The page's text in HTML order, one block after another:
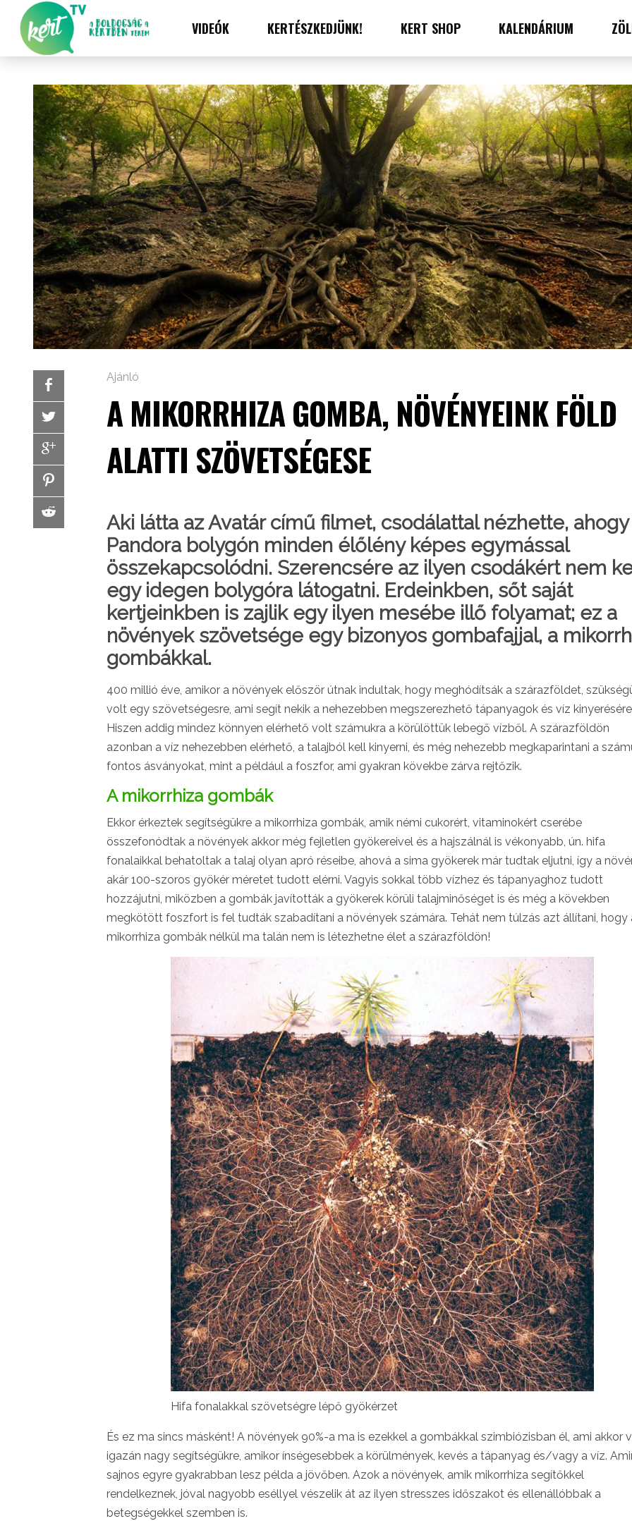
VIDEÓK KERTÉSZKEDJÜNK! KERT SHOP KALENDÁRIUM
Ajánló
A MIKORRHIZA GOMBA, NÖVÉNYEINK FÖLD
ALATTI SZÖVETSÉGESE
Aki látta az Avatár című filmet, csodálattal nézhette, ahogy
Pandora bolygón minden élőlény képes egymással
összekapcsolódni. Szerencsére az ilyen csodákért nem
egy idegen bolygóra látogatni. Erdeinkben, sőt saját
kertjeinkben is zajlik egy ilyen mesébe illő folyamat; ez a
növények szövetsége egy bizonyos gombafajjal, a
gombákkal.
400 millió éve, amikor a növények először útnak indultak, hogy meghódítsák a szárazföldet,
volt egy szövetségesre, ami segít nekik a nehezebben megszerezhető tápanyagok és víz
Hiszen addig mindez könnyen elérhető volt számukra a körülöttük lebegő vízből. A szárazföldön
azonban a víz nehezebben elérhető, a talajból kell kinyerni, és még nehezebb megkaparintani a
fontos ásványokat, mint a például a foszfor, ami gyakran kövekbe zárva rejtőzik.
A mikorrhiza gombák
Ekkor érkeztek segítségükre a mikorrhiza gombák, amik némi cukorért, vitaminokért cserébe
összefonódtak a növények akkor még fejletlen gyökereivel és a hajszálnál is vékonyabb, ún. hifa
fonalaikkal behatoltak a talaj olyan apró réseibe, ahová a sima gyökerek már tudtak eljutni, így a
akár 100-szoros gyökér méretet tudott elérni. Vagyis sokkal több vízhez és tápanyaghoz tudott
hozzájutni, miközben a gombák javították a gyökerek körüli talajminőséget is és még a kövekben
megkötött foszfort is fel tudták szabadítani a növények számára. Tehát nem túlzás azt állítani, hogy
mikorrhiza gombák nélkül ma talán nem is létezhetne élet a szárazföldön!
Hifa fonalakkal szövetségre lépő gyökérzet
És ez ma sincs másként! A növények 90%-a ma is ezekkel a gombákkal szimbiózisban él, ami akkor
igazán nagy segítségükre, amikor ínségesebbek a körülmények, kevés a tápanyag és/vagy a víz.
sajnos egyre gyakrabban lesz példa a jövőben. Azok a növények, amik mikorrhiza segítőkkel
rendelkeznek, jóval nagyobb eséllyel vészelik át az ilyen stresszes időszakot és ellenállóbbak a
betegségekkel szemben is.